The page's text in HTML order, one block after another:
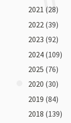
2021 (28)
2022 (39)
2023 (92)
2024 (109)
2025 (76)
2020 (30)
2019 (84)
2018 (139)